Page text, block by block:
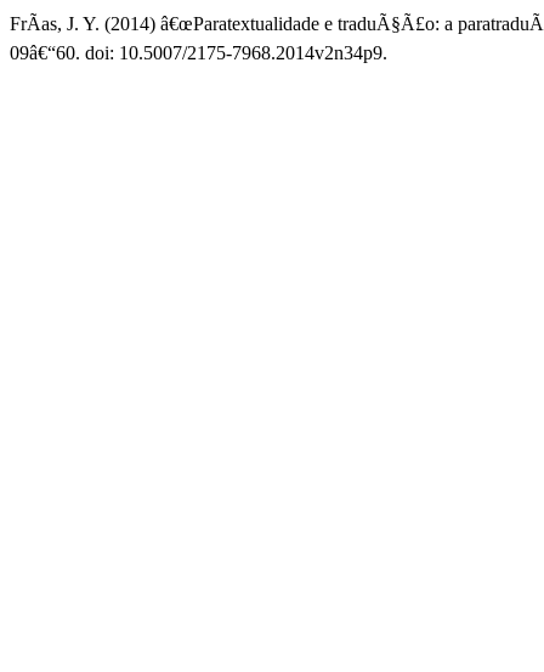
FrÃ­as, J. Y. (2014) â€œParatextualidade e traduÃ§Ã£o: a
09â€“60. doi: 10.5007/2175-7968.2014v2n34p9.